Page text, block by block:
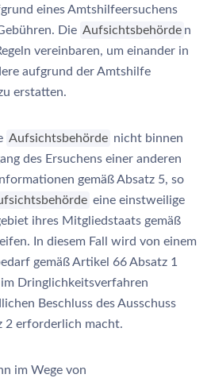
eines Amtshilfeersuchens
Die Aufsichtsbehörde n
vereinbaren, um einander in
aufgrund der Amtshilfe
erstatten.
Aufsichtsbehörde nicht binnen
des Ersuchens einer anderen
gemäß Absatz 5, so
eine einstweilige
ihres Mitgliedstaats gemäß
In diesem Fall wird von einem
gemäß Artikel 66 Absatz 1
im Dringlichkeitsverfahren
Beschluss des Ausschuss
2 erforderlich macht.
im Wege von